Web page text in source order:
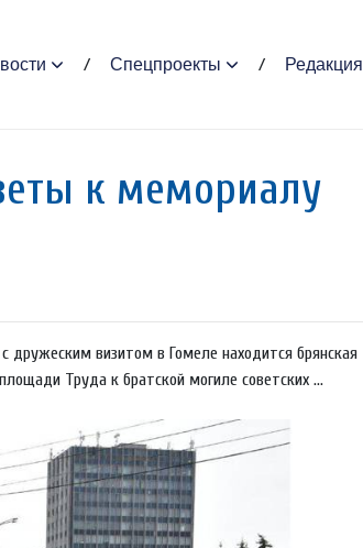
Спецпроекты Редакция
к мемориалу
дружеским визитом в Гомеле находится брянская
Труда к братской могиле советских ...